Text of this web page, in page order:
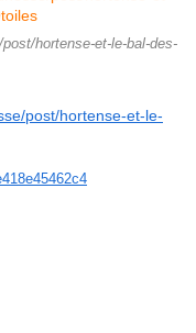
hortense-et-le-bal-des-
post/hortense-et-le-